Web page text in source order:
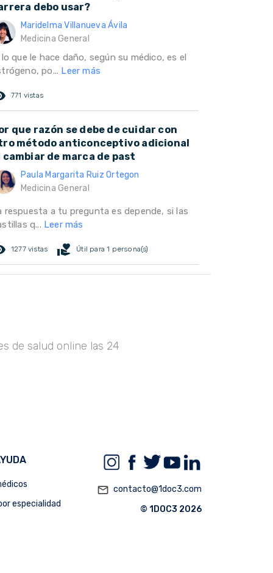
debo usar?
Maridelma Villanueva Ávila
Medicina General
lo que le hace daño, según su médico, es el
po... Leer más
771 vistas
que razón se debe de cuidar con
método anticonceptivo adicional
cambiar de marca de past
Paula Margarita Ruiz Ortegon
Medicina General
respuesta a tu pregunta es depende, si las
q... Leer más
1277 vistas volunteer_activism Útil para 1 persona(s)
de salud online las 24
especialidad
mail_outline contacto@1doc3.com
© 1DOC3 2026